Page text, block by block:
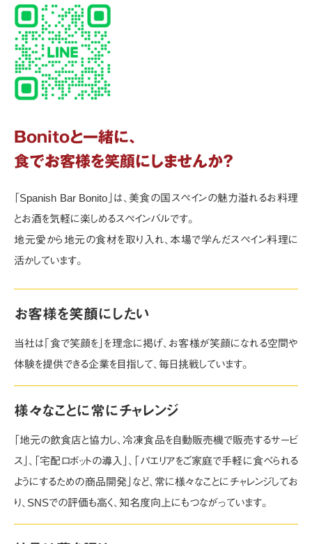
Bonitoと一緒に、
食でお客様を笑顔にしませんか?
「Spanish Bar Bonito」は、美食の国スペインの魅力溢れるお料理
とお酒を気軽に楽しめるスペインバルです。
地元愛から地元の食材を取り入れ、本場で学んだスペイン料理に
活かしています｡
お客様を笑顔にしたい
当社は｢食で笑顔を｣を理念に掲げ、お客様が笑顔になれる空間や
体験を提供できる企業を目指して、毎日挑戦しています｡
様々なことに常にチャレンジ
「地元の飲食店と協力し、冷凍食品を自動販売機で販売するサービ
ス」、「宅配ロボットの導入」、「パエリアをご家庭で手軽に食べられる
ようにするための商品開発」など、常に様々なことにチャレンジしてお
り、SNSでの評価も高く､知名度向上にもつながっています｡